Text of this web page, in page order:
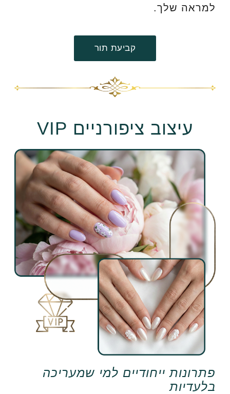
למראה שלך.
קביעת תור
עיצוב ציפורניים VIP
פתרונות ייחודיים למי שמעריכה
בלעדיות